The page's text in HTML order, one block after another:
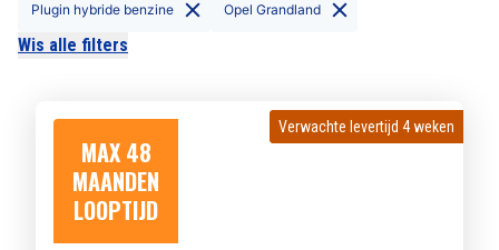
Plugin hybride benzine Opel Grandland
Wis alle filters
MAX 48
MAANDEN
LOOPTIJD
Verwachte levertijd 4 weken
Verwachte levertijd 4 weken